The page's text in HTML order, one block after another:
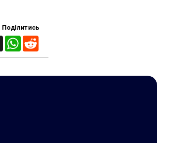
Поділитись
X WhatsApp